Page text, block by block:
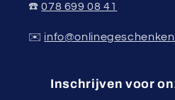
☎️078 699 08 41
✉️
Inschrijven voor